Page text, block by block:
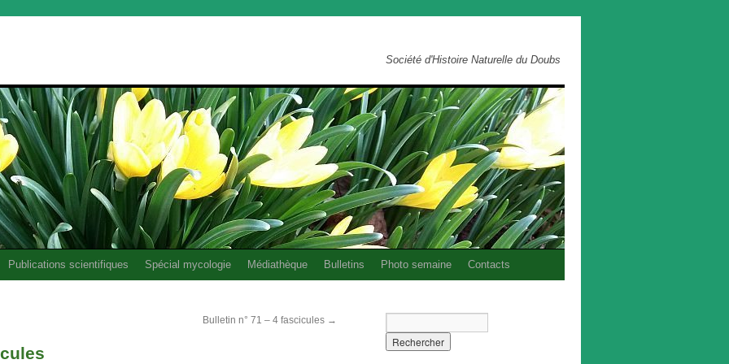
Société d'Histoire Naturelle du Doubs
Publications scientifiques Spécial mycologie Médiathèque Bulletins Photo semaine Contacts
Bulletin n° 71 – 4 fascicules →